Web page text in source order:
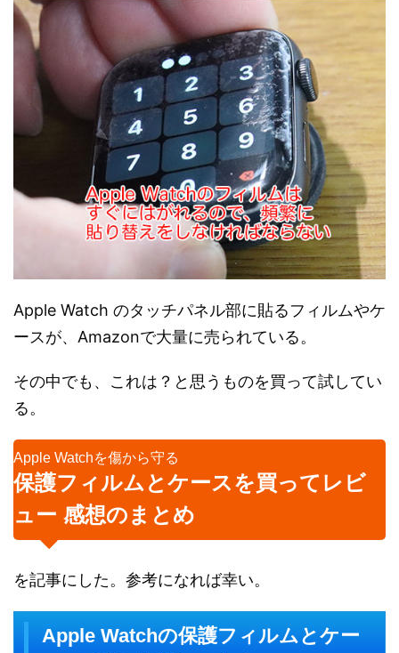
Apple Watch のタッチパネル部に貼るフィルムやケ
ースが、Amazonで大量に売られている。
その中でも、これは？と思うものを買って試してい
る。
Apple Watchを傷から守る
保護フィルムとケースを買ってレビ
ュー 感想のまとめ
を記事にした。参考になれば幸い。
Apple Watchの保護フィルムとケー